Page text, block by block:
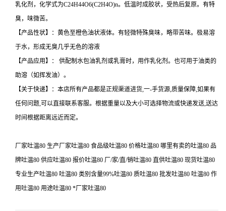
乳化剂，化学式为C24H44O6(C2H4O)n。低温时成胶状，受热后复原。有特
臭，味微苦。
【产品性状】：黄色至橙色油状液体。有轻微特殊臭味，略带苦味。极易溶
于水，形成无臭几乎无色的溶液
【产品应用】： 供配制水包油乳剂或乳膏时，用作乳化剂。也可用于油类的
助溶（如挥发油）。
【关于快递】：本店所有产品都是正规渠道进货,一-手货源,质量保障,如果有
任何问题,可以直接联系客服。根据重量以及大小可选择物流或快递发送,送达
时间根据距离远近而定。
厂家吐温80 生产厂家吐温80 食品级吐温80 价格吐温80 哪里有卖的吐温80 品
牌吐温80 供应吐温80 报价吐温80 厂/家/直/销吐温80 直供吐温80 现货吐温80
专业生产吐温80 吐温80 类别含量99%吐温80 质吐温80 批发吐温80 吐温80 作
用吐温80 用途吐温80 *厂家吐温80